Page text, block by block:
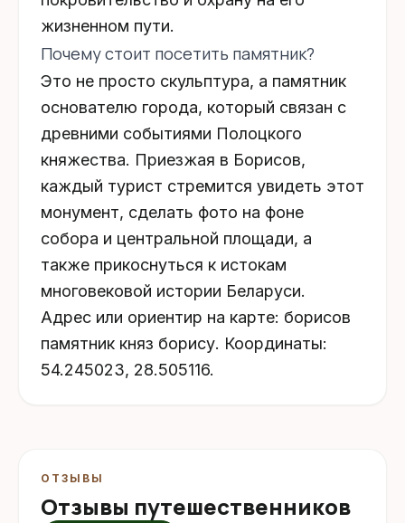
жизненном пути.
Почему стоит посетить памятник?
Это не просто скульптура, а памятник
основателю города, который связан с
древними событиями Полоцкого
княжества. Приезжая в Борисов,
каждый турист стремится увидеть этот
монумент, сделать фото на фоне
собора и центральной площади, а
также прикоснуться к истокам
многовековой истории Беларуси.
Адрес или ориентир на карте: борисов
памятник княз борису. Координаты:
54.245023, 28.505116.
ОТЗЫВЫ
Отзывы путешественников